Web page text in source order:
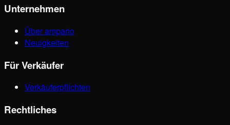
Unternehmen
Über ampario
Neuigkeiten
Für Verkäufer
Verkäuferpflichten
Rechtliches